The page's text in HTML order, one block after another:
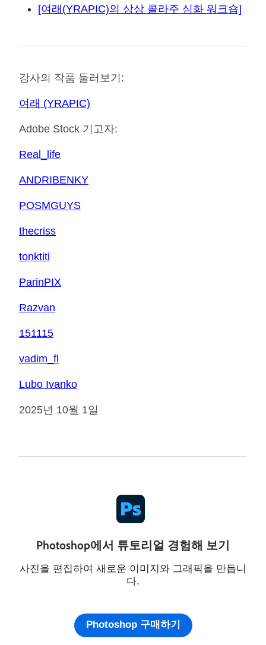
[여래(YRAPIC)의 상상 콜라주 심화 워크숍]
강사의 작품 둘러보기:
여래 (YRAPIC)
Adobe Stock 기고자:
Real_life
ANDRIBENKY
POSMGUYS
thecriss
tonktiti
ParinPIX
Razvan
151115
vadim_fl
Lubo Ivanko
2025년 10월 1일
Photoshop에서 튜토리얼 경험해 보기
사진을 편집하여 새로운 이미지와 그래픽을 만듭니
다.
Photoshop 구매하기